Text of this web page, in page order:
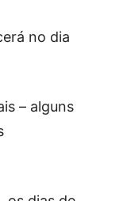
no dia
– alguns